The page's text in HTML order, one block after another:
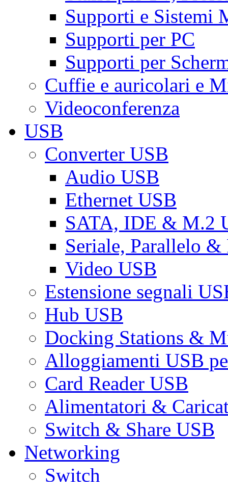
Supporti e Sistemi
Supporti per PC
Supporti per
Cuffie e auricolari e
Videoconferenza
USB
Converter USB
Audio USB
Ethernet USB
SATA, IDE & M.2
Seriale, Parallelo &
Video USB
Estensione segnali
Hub USB
Docking Stations &
Alloggiamenti USB
Card Reader USB
Alimentatori &
Switch & Share USB
Networking
Switch